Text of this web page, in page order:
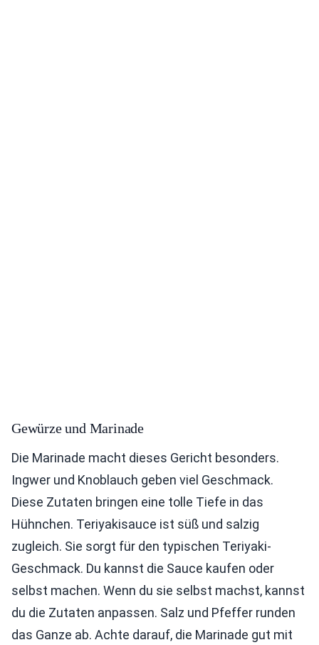
Gewürze und Marinade
Die Marinade macht dieses Gericht besonders.
Ingwer und Knoblauch geben viel Geschmack.
Diese Zutaten bringen eine tolle Tiefe in das
Hühnchen. Teriyakisauce ist süß und salzig
zugleich. Sie sorgt für den typischen Teriyaki-
Geschmack. Du kannst die Sauce kaufen oder
selbst machen. Wenn du sie selbst machst, kannst
du die Zutaten anpassen. Salz und Pfeffer runden
das Ganze ab. Achte darauf, die Marinade gut mit